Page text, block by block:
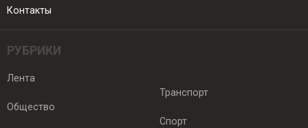
Контакты
РУБРИКИ
Лента
Общество
Транспорт
Спорт